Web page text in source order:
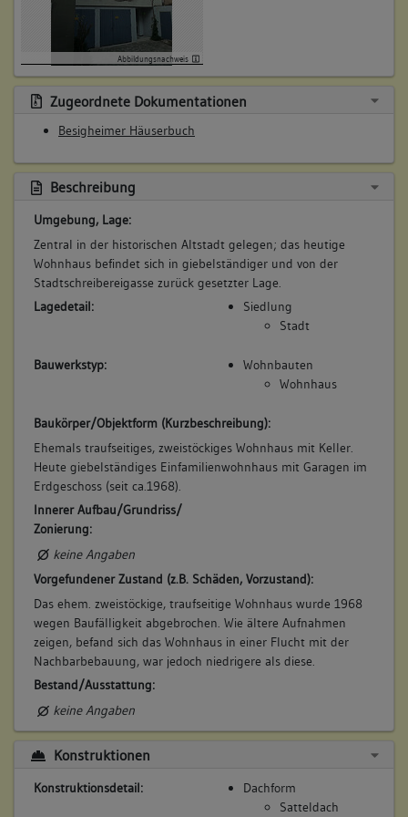
Bemerkung Familie:
Bemerkung Besitz:
zinst
Beschreibung:
Beruf / Amt / Titel:
Betroffene Gebäudeteile:
6. Besitzer:in:
(1628 - 1660)
Franckh, Frau
Bemerkung Familie:
Bemerkung Besitz:
keiner
Betroffene Gebäudeteile:
keine
7. Besitzer:in:
(1660 - 1684)
Heinrich, Hans
Bemerkung Familie:
Bemerkung Besitz:
besitzt
Beschreibung:
Haus, Keller
Beruf / Amt / Titel:
Abbildungsnachweis
Zugeordnete Dokumentationen
Besigheimer Häuserbuch
Beschreibung
Umgebung, Lage:
Zentral in der historischen Altstadt gelegen; das heutige
Wohnhaus befindet sich in giebelständiger und von der
Stadtschreibereigasse zurück gesetzter Lage.
Lagedetail:
Siedlung
Stadt
Bauwerkstyp:
Wohnbauten
Wohnhaus
Baukörper/Objektform (Kurzbeschreibung):
Ehemals traufseitiges, zweistöckiges Wohnhaus mit Keller.
Heute giebelständiges Einfamilienwohnhaus mit Garagen im
Erdgeschoss (seit ca.1968).
Innerer Aufbau/Grundriss/
Zonierung:
keine Angaben
Vorgefundener Zustand (z.B. Schäden, Vorzustand):
Das ehem. zweistöckige, traufseitige Wohnhaus wurde 1968
wegen Baufälligkeit abgebrochen. Wie ältere Aufnahmen
zeigen, befand sich das Wohnhaus in einer Flucht mit der
Nachbarbebauung, war jedoch niedrigere als diese.
Bestand/Ausstattung:
keine Angaben
Konstruktionen
Konstruktionsdetail:
Dachform
Satteldach